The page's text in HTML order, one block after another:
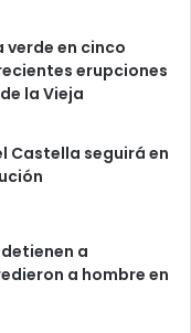
verde en cinco
erupciones
la Vieja
Castella seguirá en
a
a hombre en